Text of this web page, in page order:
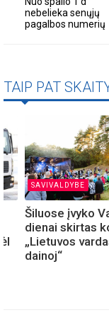
nebelieka senųjų
pagalbos numerių
TAIP PAT
SAVIVALDYBE
Šiluose įvyko
dienai skirtas
„Lietuvos
dainoj“